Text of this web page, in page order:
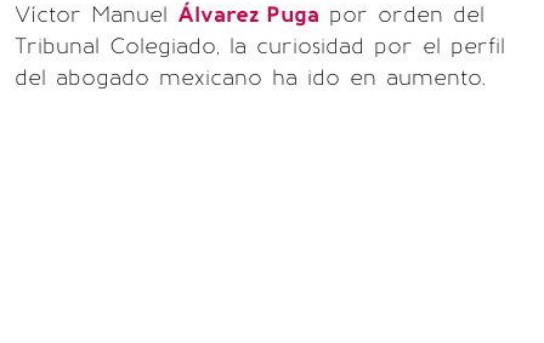
Víctor Manuel Álvarez Puga por orden del
Tribunal Colegiado, la curiosidad por el perfil
del abogado mexicano ha ido en aumento.